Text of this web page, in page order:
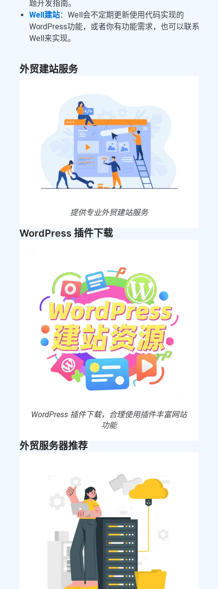
题开发指南。
Well建站：Well会不定期更新使用代码实现的
WordPress功能，或者你有功能需求，也可以联系
Well来实现。
外贸建站服务
提供专业外贸建站服务
WordPress 插件下载
WordPress 插件下载，合理使用插件丰富网站
功能
外贸服务器推荐